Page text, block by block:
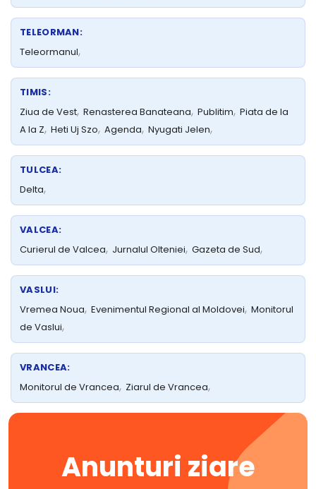
Anunturi ziare
TELEORMAN:
Teleormanul,
TIMIS:
Ziua de Vest, Renasterea Banateana, Publitim, Piata de la
A la Z, Heti Uj Szo, Agenda, Nyugati Jelen,
TULCEA:
Delta,
VALCEA:
Curierul de Valcea, Jurnalul Olteniei, Gazeta de Sud,
VASLUI:
Vremea Noua, Evenimentul Regional al Moldovei, Monitorul
de Vaslui,
VRANCEA:
Monitorul de Vrancea, Ziarul de Vrancea,